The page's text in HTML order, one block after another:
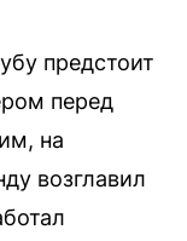
предстоит
перед
на
возглавил